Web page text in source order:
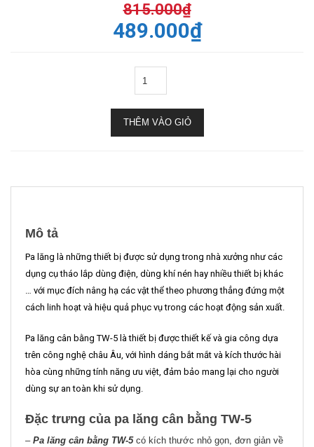
815.000₫
489.000₫
THÊM VÀO GIỎ
Mô tả
Pa lăng là những thiết bị được sử dụng trong nhà xưởng như các
dụng cụ tháo lắp dùng điện, dùng khí nén hay nhiều thiết bị khác
… với mục đích nâng hạ các vật thể theo phương thẳng đứng một
cách linh hoạt và hiệu quả phục vụ trong các hoạt động sản xuất.
Pa lăng cân bằng TW-5 là thiết bị được thiết kế và gia công dựa
trên công nghệ châu Âu, với hình dáng bắt mắt và kích thước hài
hòa cùng những tính năng ưu việt, đảm bảo mang lại cho người
dùng sự an toàn khi sử dụng.
Đặc trưng của pa lăng cân bằng TW-5
– Pa lăng cân bằng TW-5có kích thước nhỏ gọn, đơn giản về